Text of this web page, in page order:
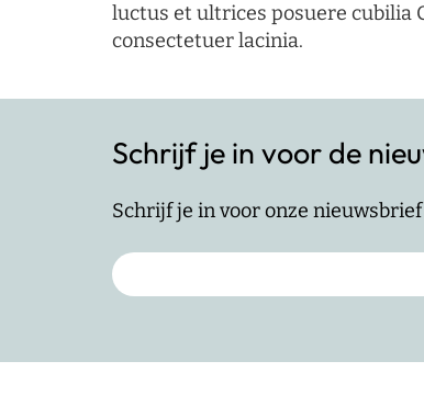
luctus et ultrices posuere cubilia
consectetuer lacinia.
Schrijf je in voor de
Schrijf je in voor onze